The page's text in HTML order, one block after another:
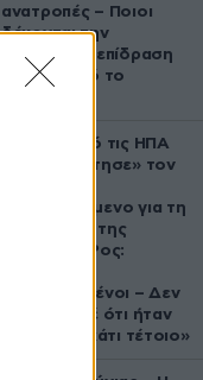
ανατροπές – Ποιοι
δέχονται την
ευεργετική επίδραση
του Δία από το
Ζευγάρι από τις ΗΠΑ
που «υιοθέτησε» τον
κατηγορούμενο για τη
δολοφονία της
Ελίζαμπεθ Ρος:
συντετριμμένοι – Δεν
έδειξε ποτέ ότι ήταν
ικανός για κάτι τέτοιο»